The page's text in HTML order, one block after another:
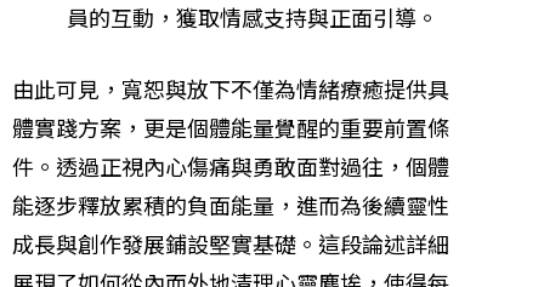
員的互動，獲取情感支持與正面引導。
由此可見，寬恕與放下不僅為情緒療癒提供具
體實踐方案，更是個體能量覺醒的重要前置條
件。透過正視內心傷痛與勇敢面對過往，個體
能逐步釋放累積的負面能量，進而為後續靈性
成長與創作發展鋪設堅實基礎。這段論述詳細